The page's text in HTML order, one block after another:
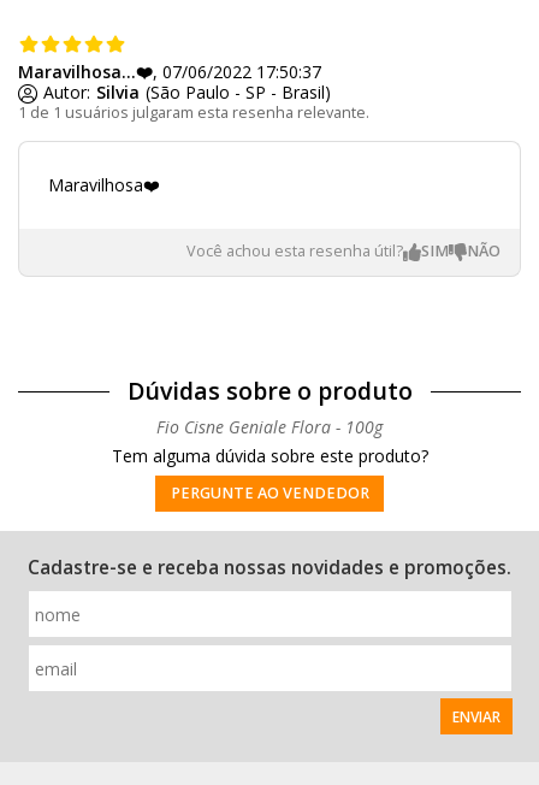
1 de 1 usuários julgaram esta resenha relevante.
Maravilhosa...❤️, 07/06/2022 17:50:37
Autor: Silvia (São Paulo - SP - Brasil)
Maravilhosa❤️
Você achou esta resenha útil?
Dúvidas sobre o produto
Fio Cisne Geniale Flora - 100g
Tem alguma dúvida sobre este produto?
PERGUNTE AO VENDEDOR
Cadastre-se e receba nossas novidades e promoções.
ENVIAR